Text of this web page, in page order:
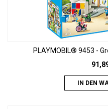
PLAYMOBIL® 9453 -
IN DEN